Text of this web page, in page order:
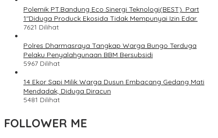
Polemik PT.Bandung Eco Sinergi Teknologi(BEST). Part
1″Diduga Produck Ekosida Tidak Mempunyai Izin Edar.
7621 Dilihat
Polres Dharmasraya Tangkap Warga Bungo Terduga
Pelaku Penyalahgunaan BBM Bersubsidi
5967 Dilihat
14 Ekor Sapi Milik Warga Dusun Embacang Gedang Mati
Mendadak, Diduga Diracun
5481 Dilihat
FOLLOWER ME